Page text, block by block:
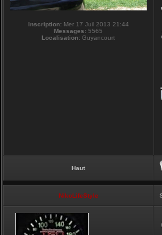
Inscription:Mer 17 Juil 2013 21:44
Messages: 5565
Localisation: Guyancourt
Haut
NikoLifeStyle